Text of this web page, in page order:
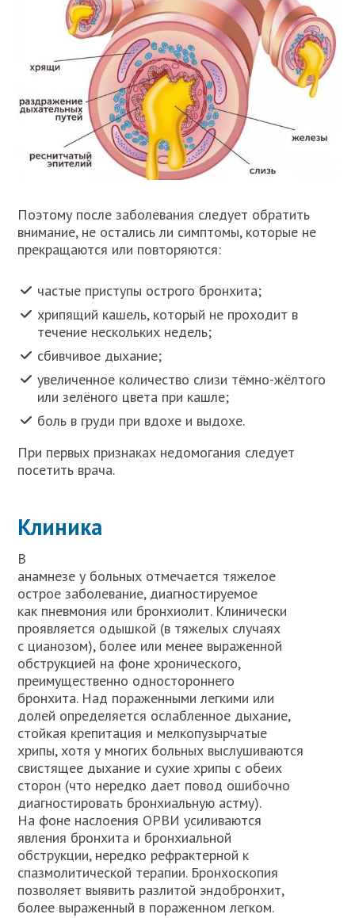
Поэтому после заболевания следует обратить
внимание, не остались ли симптомы, которые не
прекращаются или повторяются:
частые приступы острого бронхита;
хрипящий кашель, который не проходит в
течение нескольких недель;
сбивчивое дыхание;
увеличенное количество слизи тёмно-жёлтого
или зелёного цвета при кашле;
боль в груди при вдохе и выдохе.
При первых признаках недомогания следует
посетить врача.
Клиника
В
анамнезе у больных отмечается тяжелое
острое заболевание, диагностируемое
как пневмония или бронхиолит. Клинически
проявляется одышкой (в тяжелых случаях
с цианозом), более или менее выраженной
обструкцией на фоне хронического,
преимущественно одностороннего
бронхита. Над пораженными легкими или
долей определяется ослабленное дыхание,
стойкая крепитация и мелкопузырчатые
хрипы, хотя у многих больных выслушиваются
свистящее дыхание и сухие хрипы с обеих
сторон (что нередко дает повод ошибочно
диагностировать бронхиальную астму).
На фоне наслоения ОРВИ усиливаются
явления бронхита и бронхиальной
обструкции, нередко рефрактерной к
спазмолитической терапии. Бронхоскопия
позволяет выявить разлитой эндобронхит,
более выраженный в пораженном легком.